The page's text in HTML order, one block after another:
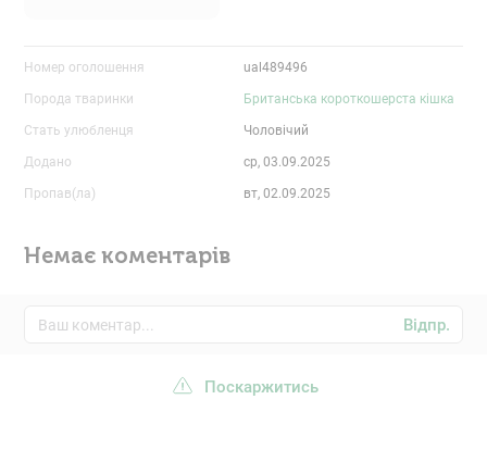
Номер оголошення ual489496
Порода тваринки Британська короткошерста кішка
Стать улюбленця Чоловічий
Додано ср, 03.09.2025
Пропав(ла) вт, 02.09.2025
Немає коментарів
Відпр.
Поскаржитись